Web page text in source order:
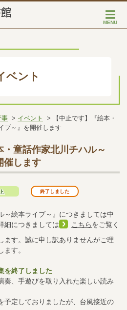
MENU
ベント
事 イベント
【中止です】『絵本・
ブ～』を開催します
・童話作家北川チハル～
催します
終了しました
～絵本ライブ～』につきましては中
細につきましては
こちらをご覧く
ます。誠に申し訳ありませんがご理
す。
を終了しました
奏、手遊びを取り入れた楽しい読み
予定しておりましたが、台風接近の